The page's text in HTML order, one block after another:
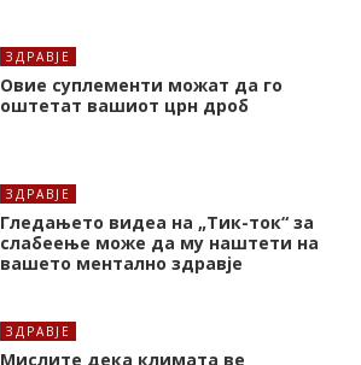
ЗДРАВЈЕ
Oвие суплементи можат да го
оштетат вашиот црн дроб
ЗДРАВЈЕ
Гледањето видеа на „Тик-ток“ за
слабеење може да му наштети на
вашето ментално здравје
ЗДРАВЈЕ
Мислите дека климата ве